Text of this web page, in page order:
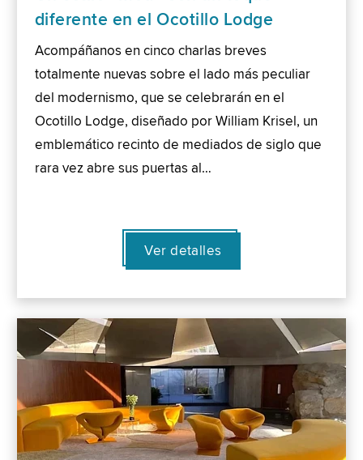
diferente en el Ocotillo Lodge
Acompáñanos en cinco charlas breves
totalmente nuevas sobre el lado más peculiar
del modernismo, que se celebrarán en el
Ocotillo Lodge, diseñado por William Krisel, un
emblemático recinto de mediados de siglo que
rara vez abre sus puertas al…
Ver detalles